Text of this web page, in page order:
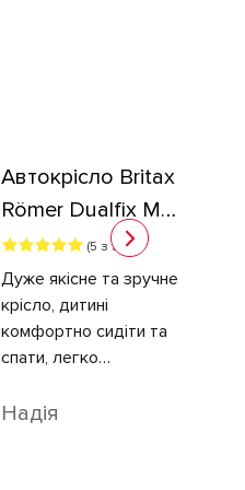
Автокрiсло Britax
Römer Dualfix M
Plus (Carbon
Black)
(5 з 5)
Дуже якісне та зручне
крісло, дитині
комфортно сидіти та
спати, легко
осі, за необхідністю.
Надія